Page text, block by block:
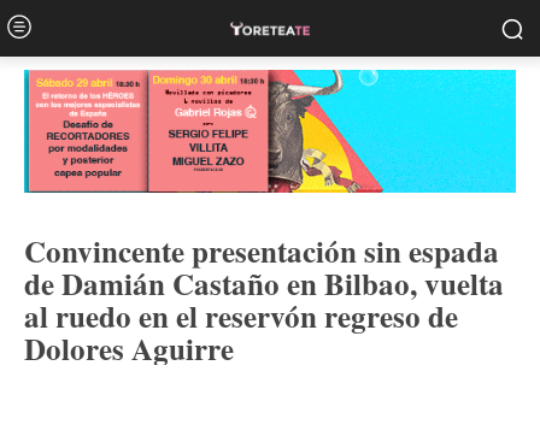
Convincente presentación sin espada
de Damián Castaño en Bilbao, vuelta
al ruedo en el reservón regreso de
Dolores Aguirre